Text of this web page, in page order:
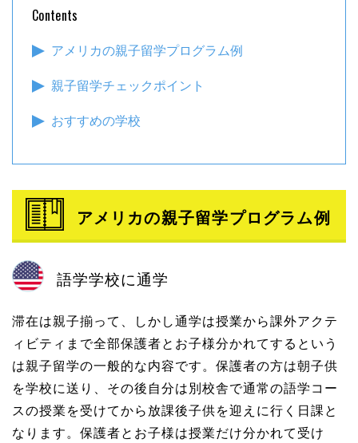
Contents
アメリカの親子留学プログラム例
親子留学チェックポイント
おすすめの学校
アメリカの親子留学プログラム例
語学学校に通学
滞在は親子揃って、しかし通学は授業から課外アクテ
ィビティまで全部保護者とお子様分かれてするという
は親子留学の一般的な内容です。保護者の方は朝子供
を学校に送り、その後自分は別校舎で通常の語学コー
スの授業を受けてから放課後子供を迎えに行く日課と
なります。保護者とお子様は授業だけ分かれて受け